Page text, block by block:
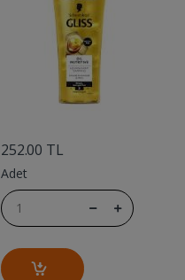
252.00 TL
Adet